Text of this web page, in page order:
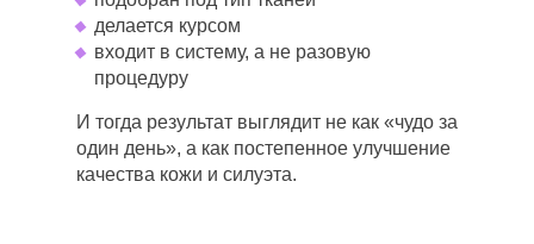
делается курсом
входит в систему, а не разовую
процедуру
И тогда результат выглядит не как «чудо за
один день», а как постепенное улучшение
качества кожи и силуэта.